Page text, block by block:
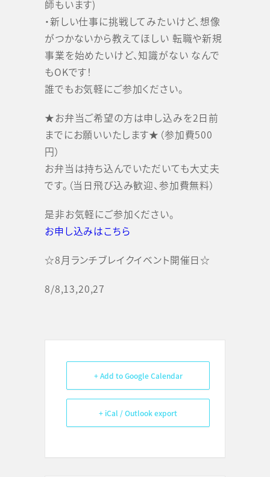
師もいます)
・新しい仕事に挑戦してみたいけど、想像
がつかないから教えてほしい 転職や新規
事業を始めたいけど、知識がない なんで
もOKです！
誰でもお気軽にご参加ください。
★お弁当ご希望の方は申し込みを2日前
までにお願いいたします★（参加費500
円）
お弁当は持ち込んでいただいても大丈夫
です。（当日飛び込み歓迎、参加費無料）
是非お気軽にご参加ください。
お申し込みはこちら
☆8月ランチブレイクイベント開催日☆
8/8,13,20,27
+ Add to Google Calendar
+ iCal / Outlook export